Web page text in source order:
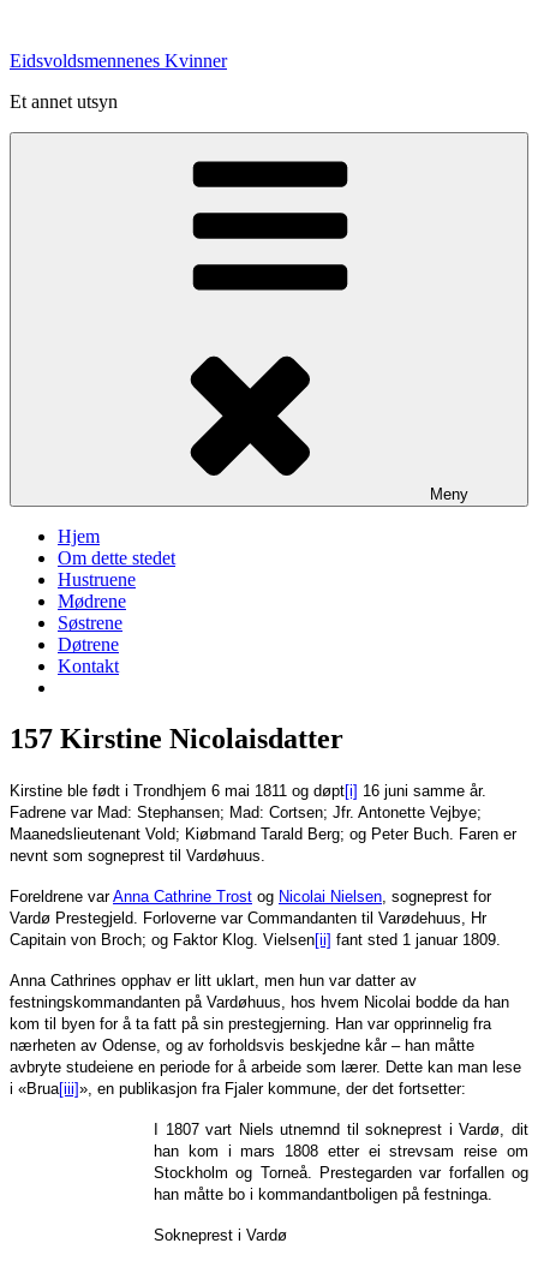
innhold
Eidsvoldsmennenes Kvinner
Et annet utsyn
Meny
Hjem
Om dette stedet
Hustruene
Mødrene
Søstrene
Døtrene
Kontakt
157 Kirstine Nicolaisdatter
Kirstine ble født i Trondhjem 6 mai 1811 og døpt[i] 16 juni samme år.
Fadrene var Mad: Stephansen; Mad: Cortsen; Jfr. Antonette Vejbye;
Maanedslieutenant Vold; Kiøbmand Tarald Berg; og Peter Buch. Faren er
nevnt som sogneprest til Vardøhuus.
Foreldrene varAnna Cathrine Trost og Nicolai Nielsen , sogneprest for
Vardø Prestegjeld. Forloverne var Commandanten til Varødehuus, Hr
Capitain von Broch; og Faktor Klog. Vielsen[ii] fant sted 1 januar 1809.
Anna Cathrines opphav er litt uklart, men hun var datter av
festningskommandanten på Vardøhuus, hos hvem Nicolai bodde da han
kom til byen for å ta fatt på sin prestegjerning. Han var opprinnelig fra
nærheten av Odense, og av forholdsvis beskjedne kår – han måtte
avbryte studeiene en periode for å arbeide som lærer. Dette kan man lese
i «Brua[iii]», en publikasjon fra Fjaler kommune, der det fortsetter:
I 1807 vart Niels utnemnd til sokneprest i Vardø, dit
han kom i mars 1808 etter ei strevsam reise om
Stockholm og Torneå. Prestegarden var forfallen og
han måtte bo i kommandantboligen på festninga.
Sokneprest i Vardø